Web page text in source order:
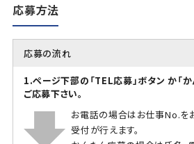
応募方法
応募の流れ
1.ページ下部の「TEL応募」ボタン か「か
ご応募下さい。
お電話の場合はお仕事No.を
受付が行えます。